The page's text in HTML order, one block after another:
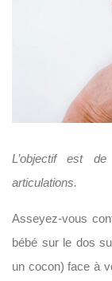
L’objectif est
articulations.
Asseyez-vous
bébé sur le dos
un cocon) face à